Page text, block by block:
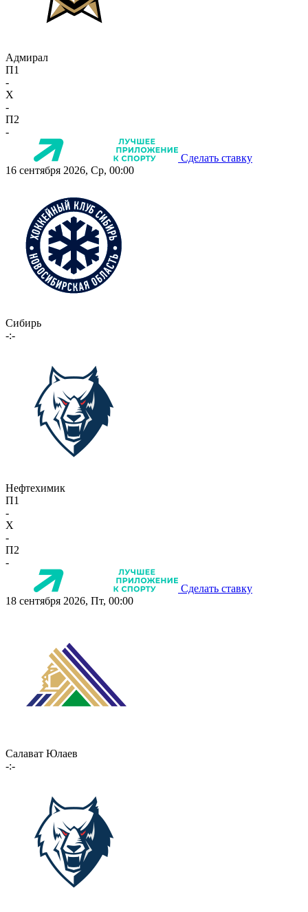
Адмирал
П1
-
X
-
П2
-
Сделать ставку
16 сентября 2026, Ср, 00:00
Сибирь
-:-
Нефтехимик
П1
-
X
-
П2
-
Сделать ставку
18 сентября 2026, Пт, 00:00
Салават Юлаев
-:-